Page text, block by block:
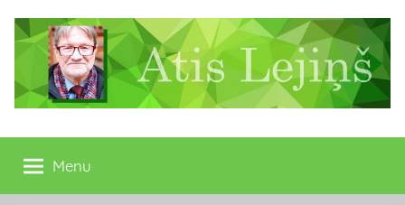
content
Atis
Lejiņš
13.
Saeimas
Menu